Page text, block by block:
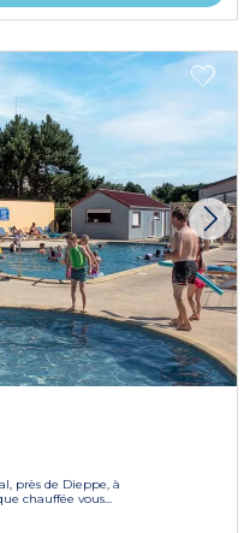
près de Dieppe, à
chauffée vous...